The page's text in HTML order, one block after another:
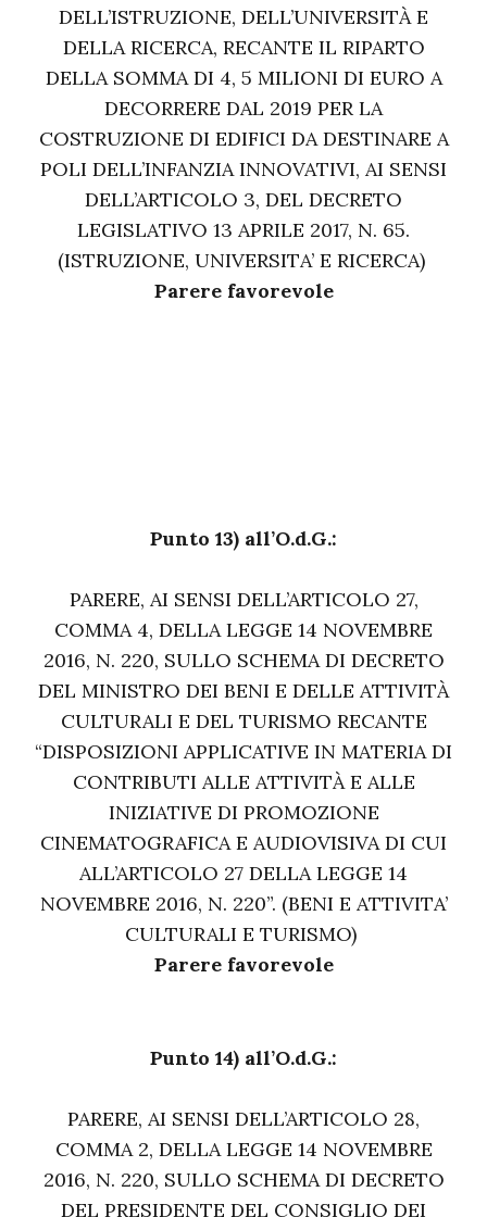
DELL’ISTRUZIONE, DELL’UNIVERSITÀ E
DELLA RICERCA, RECANTE IL RIPARTO
DELLA SOMMA DI 4, 5 MILIONI DI EURO A
DECORRERE DAL 2019 PER LA
COSTRUZIONE DI EDIFICI DA DESTINARE A
POLI DELL’INFANZIA INNOVATIVI, AI SENSI
DELL’ARTICOLO 3, DEL DECRETO
LEGISLATIVO 13 APRILE 2017, N. 65.
(ISTRUZIONE, UNIVERSITA’ E RICERCA)
Parere favorevole
Punto 13) all’O.d.G.:
PARERE, AI SENSI DELL’ARTICOLO 27,
COMMA 4, DELLA LEGGE 14 NOVEMBRE
2016, N. 220, SULLO SCHEMA DI DECRETO
DEL MINISTRO DEI BENI E DELLE ATTIVITÀ
CULTURALI E DEL TURISMO RECANTE
“DISPOSIZIONI APPLICATIVE IN MATERIA DI
CONTRIBUTI ALLE ATTIVITÀ E ALLE
INIZIATIVE DI PROMOZIONE
CINEMATOGRAFICA E AUDIOVISIVA DI CUI
ALL’ARTICOLO 27 DELLA LEGGE 14
NOVEMBRE 2016, N. 220”. (BENI E ATTIVITA’
CULTURALI E TURISMO)
Parere favorevole
Punto 14) all’O.d.G.:
PARERE, AI SENSI DELL’ARTICOLO 28,
COMMA 2, DELLA LEGGE 14 NOVEMBRE
2016, N. 220, SULLO SCHEMA DI DECRETO
DEL PRESIDENTE DEL CONSIGLIO DEI